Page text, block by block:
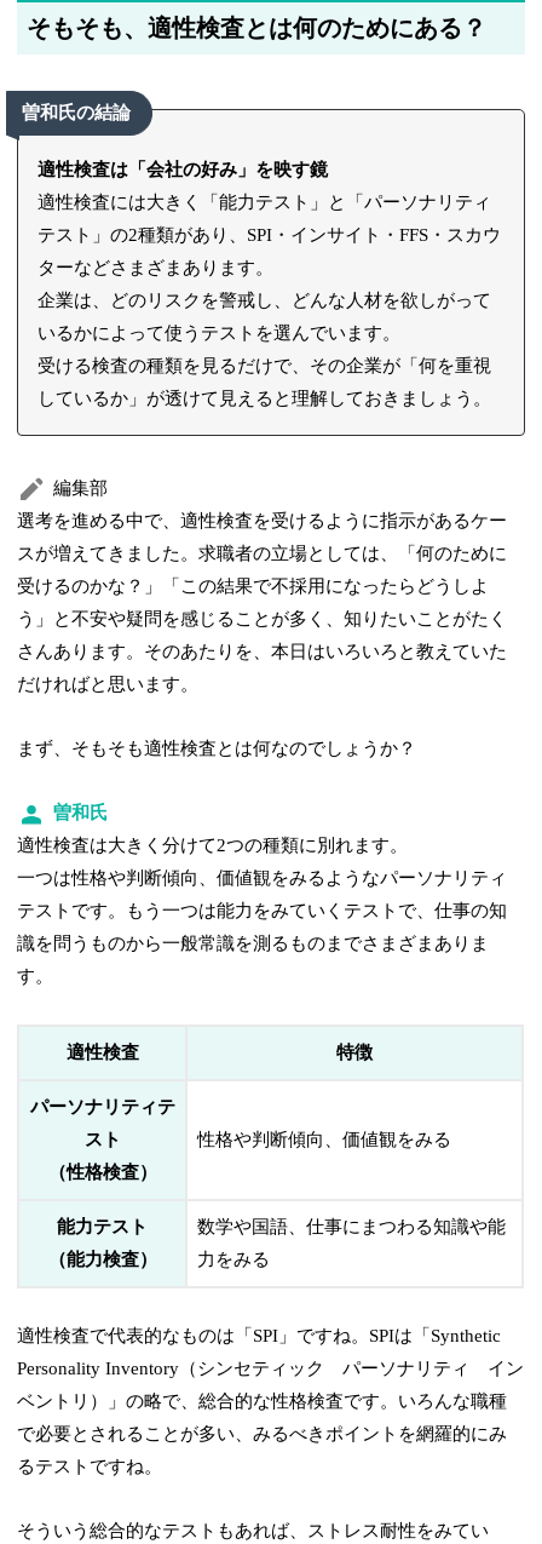
そもそも、適性検査とは何のためにある？
曽和氏の結論
適性検査は「会社の好み」を映す鏡
適性検査には大きく「能力テスト」と「パーソナリティ
テスト」の2種類があり、SPI・インサイト・FFS・スカウ
ターなどさまざまあります。
企業は、どのリスクを警戒し、どんな人材を欲しがって
いるかによって使うテストを選んでいます。
受ける検査の種類を見るだけで、その企業が「何を重視
しているか」が透けて見えると理解しておきましょう。
編集部
選考を進める中で、適性検査を受けるように指示があるケー
スが増えてきました。求職者の立場としては、「何のために
受けるのかな？」「この結果で不採用になったらどうしよ
う」と不安や疑問を感じることが多く、知りたいことがたく
さんあります。そのあたりを、本日はいろいろと教えていた
だければと思います。
まず、そもそも適性検査とは何なのでしょうか？
曽和氏
適性検査は大きく分けて2つの種類に別れます。
一つは性格や判断傾向、価値観をみるようなパーソナリティ
テストです。もう一つは能力をみていくテストで、仕事の知
識を問うものから一般常識を測るものまでさまざまありま
す。
適性検査 特徴
パーソナリティテ
スト
（性格検査）
性格や判断傾向、価値観をみる
能力テスト
（能力検査）
数学や国語、仕事にまつわる知識や能
力をみる
適性検査で代表的なものは「SPI」ですね。SPIは「Synthetic
Personality Inventory（シンセティック パーソナリティ イン
ベントリ）」の略で、総合的な性格検査です。いろんな職種
で必要とされることが多い、みるべきポイントを網羅的にみ
るテストですね。
そういう総合的なテストもあれば、ストレス耐性をみてい